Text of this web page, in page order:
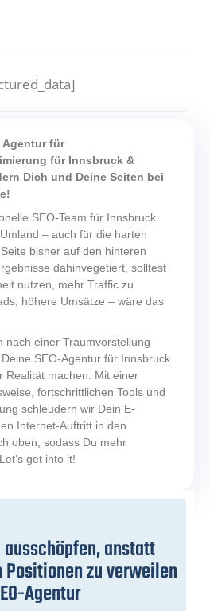
Agentur für
für Innsbruck &
Dich und Deine Seiten bei
SEO-Team für Innsbruck
– auch für die harten
bisher auf den hinteren
dahinvegetiert, solltest
nutzen, mehr Traffic zu
höhere Umsätze – wäre das
nach einer Traumvorstellung
SEO-Agentur für Innsbruck
Realität machen. Mit einer
fortschrittlichen Tools und
schleudern wir Dein E-
Internet-Auftritt in den
oben, sodass Du mehr
get into it!
anstatt
zu verweilen
Agentur